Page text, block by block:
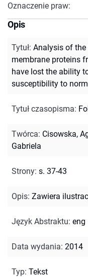
Oznaczenie praw:
Opis
Tytuł: Analysis of the
membrane proteins
have lost the ability
susceptibility to
Tytuł czasopisma:
Twórca: Cisowska,
Gabriela
Strony: s. 37-43
Opis: Zawiera
Język Abstraktu: eng
Data wydania: 2014
Typ: Tekst